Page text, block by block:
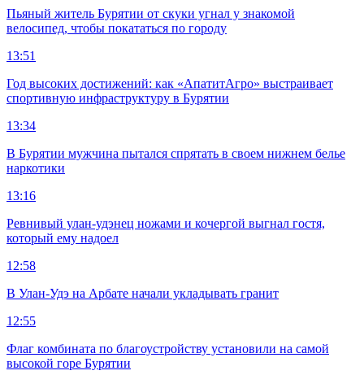
Пьяный житель Бурятии от скуки угнал у знакомой
велосипед, чтобы покататься по городу
13:51
Год высоких достижений: как «АпатитАгро» выстраивает
спортивную инфраструктуру в Бурятии
13:34
В Бурятии мужчина пытался спрятать в своем нижнем белье
наркотики
13:16
Ревнивый улан-удэнец ножами и кочергой выгнал гостя,
который ему надоел
12:58
В Улан-Удэ на Арбате начали укладывать гранит
12:55
Флаг комбината по благоустройству установили на самой
высокой горе Бурятии